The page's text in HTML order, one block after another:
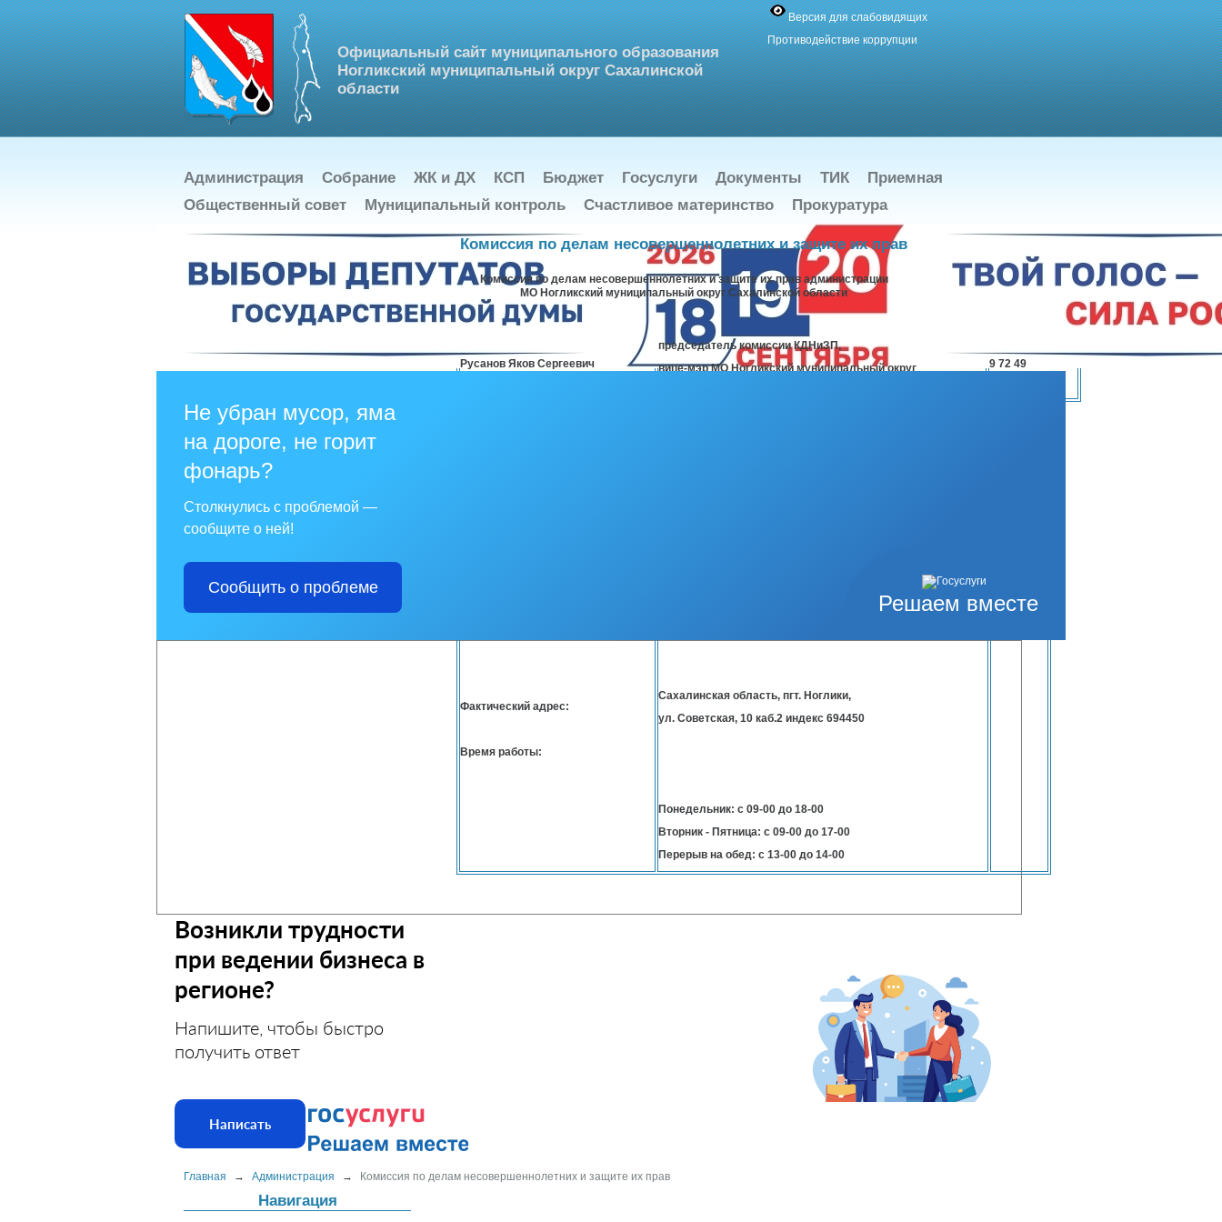
Официальный сайт муниципального образования
Ногликский муниципальный округ Сахалинской
области
Версия для слабовидящих
Противодействие коррупции
Администрация Собрание ЖК и ДХ КСП Бюджет Госуслуги Документы ТИК
Приемная
Общественный совет
Муниципальный контроль Счастливое материнство Прокуратура
Решаем вместе
Не убран мусор, яма
на дороге, не горит
фонарь?
Столкнулись с проблемой —
сообщите о ней!
Сообщить о проблеме
Возникли трудности
при ведении бизнеса в
регионе?
Напишите, чтобы быстро
получить ответ
Написать
Главная → Администрация → Комиссия по делам несовершеннолетних и защите их прав
Навигация
Комиссия по делам несовершеннолетних и защите их прав
Комиссия по делам несовершеннолетних и защите их прав администрации
МО Ногликский муниципальный округ Сахалинской области
Русанов Яков Сергеевич
председатель комиссии КДНиЗП,
вице-мэр МО Ногликский муниципальный округ
9 72 49
Фактический адрес:
Время работы:
Сахалинская область, пгт. Ноглики,
ул. Советская, 10 каб.2 индекс 694450
Понедельник: с 09-00 до 18-00
Вторник - Пятница: с 09-00 до 17-00
Перерыв на обед: с 13-00 до 14-00